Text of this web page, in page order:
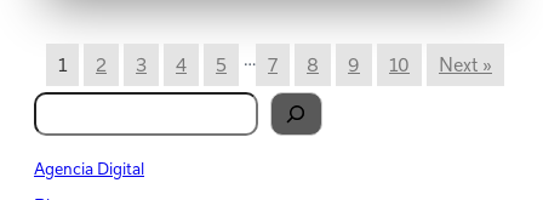
1 2 3 4 5 … 7 8 9 10
Next »
B
u
s
Agencia Digital